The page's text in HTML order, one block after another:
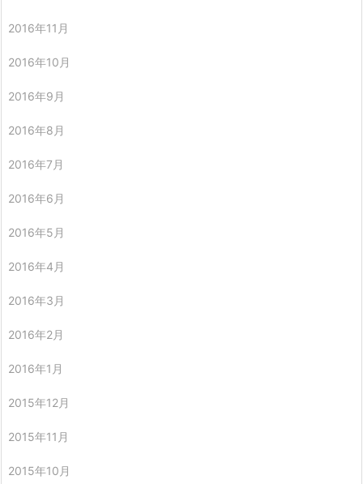
2016年11月
2016年10月
2016年9月
2016年8月
2016年7月
2016年6月
2016年5月
2016年4月
2016年3月
2016年2月
2016年1月
2015年12月
2015年11月
2015年10月